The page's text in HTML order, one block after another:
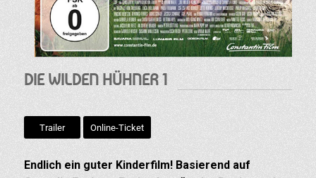
DIE WILDEN HÜHNER 1
Trailer Online-Ticket
Endlich ein guter Kinderfilm! Basierend auf